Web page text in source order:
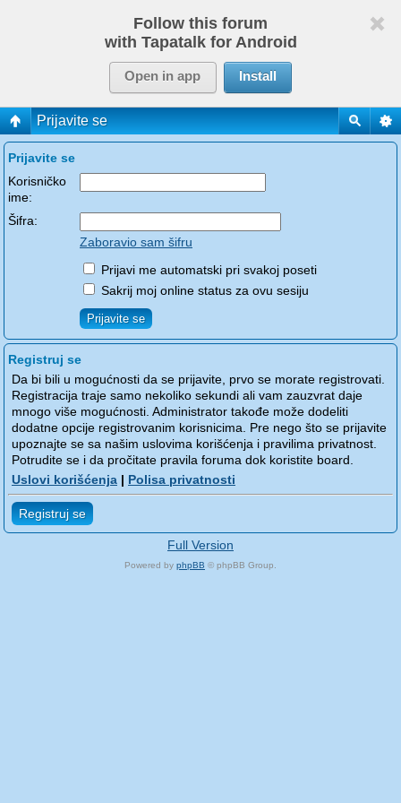
Follow this forum
with Tapatalk for Android
Open in app Install
Prijavite se
Prijavite se
Korisničko
ime:
Šifra:
Zaboravio sam šifru
Prijavi me automatski pri svakoj poseti
Sakrij moj online status za ovu sesiju
Registruj se
Da bi bili u mogućnosti da se prijavite, prvo se morate registrovati.
Registracija traje samo nekoliko sekundi ali vam zauzvrat daje
mnogo više mogućnosti. Administrator takođe može dodeliti
dodatne opcije registrovanim korisnicima. Pre nego što se prijavite
upoznajte se sa našim uslovima korišćenja i pravilima privatnost.
Potrudite se i da pročitate pravila foruma dok koristite board.
Uslovi korišćenja | Polisa privatnosti
Registruj se
Full Version
Powered by phpBB © phpBB Group.